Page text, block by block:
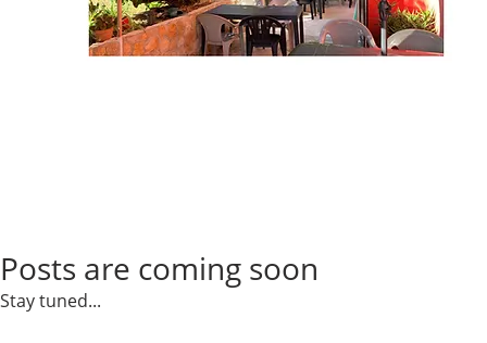
Posts are coming soon
Stay tuned...